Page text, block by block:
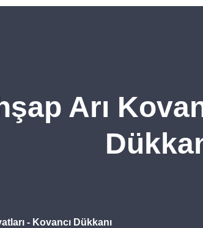
Arı
- Kovancı Dükkanı